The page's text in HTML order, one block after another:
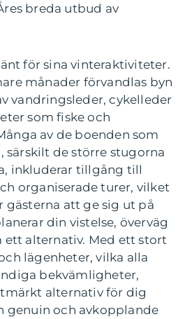
breda utbud av
för sina vinteraktiviteter.
månader förvandlas byn
vandringsleder, cykelleder
som fiske och
av de boenden som
de större stugorna
inkluderar tillgång till
organiserade turer, vilket
gästerna att ge sig ut på
din vistelse, överväg
ett alternativ. Med ett stort
lägenheter, vilka alla
bekvämligheter,
alternativ för dig
genuin och avkopplande